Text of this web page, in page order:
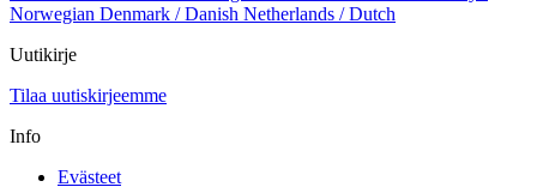
Norwegian Denmark / Danish Netherlands / Dutch
Uutikirje
Tilaa uutiskirjeemme
Info
Evästeet